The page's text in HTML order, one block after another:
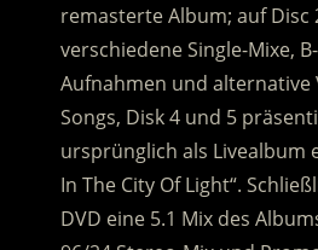
remasterte Album; auf Disc
verschiedene Single-Mixe,
Aufnahmen und alternative
Songs, Disk 4 und 5
ursprünglich als Livealbum
In The City Of Light“.
DVD eine 5.1 Mix des